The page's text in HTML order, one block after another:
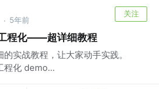
· 5年前
关注
程化——超详细教程
实战教程，让大家动手实践。
程化 demo...